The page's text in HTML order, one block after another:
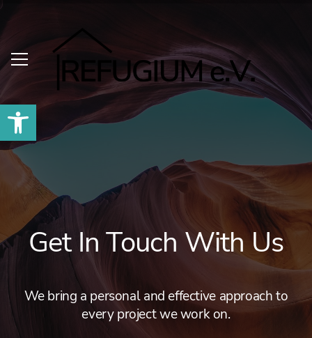
Werkzeugleiste öffnen
Get In Touch With Us
We bring a personal and effective approach to
every project we work on.